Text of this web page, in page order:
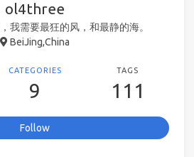
ol4three
我需要最狂的风，和最静的海。
BeiJing,China
CATEGORIES
9
TAGS
111
Follow